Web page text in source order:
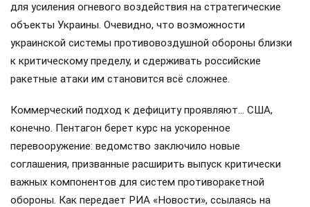
для усиления огневого воздействия на стратегические
объекты Украины. Очевидно, что возможности
украинской системы противовоздушной обороны близки
к критическому пределу, и сдерживать российские
ракетные атаки им становится всё сложнее.
Коммерческий подход к дефициту проявляют… США,
конечно. Пентагон берет курс на ускоренное
перевооружение: ведомство заключило новые
соглашения, призванные расширить выпуск критически
важных компонентов для систем противоракетной
обороны. Как передает РИА «Новости», ссылаясь на